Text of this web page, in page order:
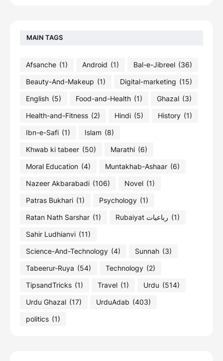
MAIN TAGS
Afsanche (1) Android (1) Bal-e-Jibreel (36)
Beauty-And-Makeup (1) Digital-marketing (15)
English (5) Food-and-Health (1) Ghazal (3)
Health-and-Fitness (2) Hindi (5) History (1)
Ibn-e-Safi (1) Islam (8)
Khwab ki tabeer (50) Marathi (6)
Moral Education (4) Muntakhab-Ashaar (6)
Nazeer Akbarabadi (106) Novel (1)
Patras Bukhari (1) Psychology (1)
Ratan Nath Sarshar (1) Rubaiyat رباعیات (1)
Sahir Ludhianvi (11)
Science-And-Technology (4) Sunnah (3)
Tabeerur-Ruya (54) Technology (2)
TipsandTricks (1) Travel (1) Urdu (514)
Urdu Ghazal (17) UrduAdab (403)
politics (1)